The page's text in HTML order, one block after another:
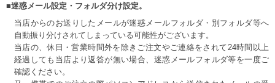
■迷惑メール設定・フォルダ分け設定。
当店からのお送りしたメールが迷惑メールフォルダ・別フォルダ等へ
自動振り分けされてしまっている可能性がございます。
当店の、休日・営業時間外を除きご注文やご連絡をされて24時間以上
経過しても当店より返答が無い場合、迷惑メールフォルダ等を一度ご
確認ください。